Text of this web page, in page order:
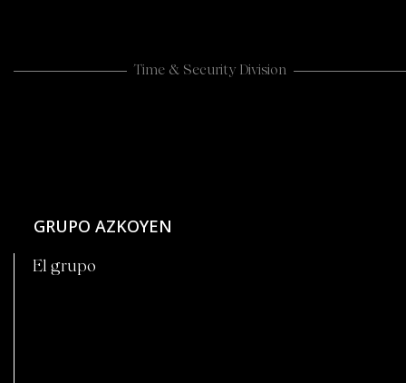
Time & Security Division
GRUPO AZKOYEN
El grupo